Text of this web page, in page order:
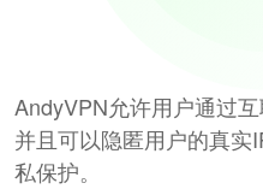
AndyVPN允许用户通过
并且可以隐匿用户的真
私保护。